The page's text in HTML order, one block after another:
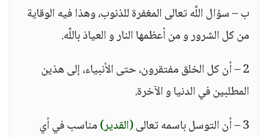
ب – سؤال اللَّه تعالى المغفرة للذنوب، وهذا فيه الوقاية
من كل الشرور و من أعظمها النار و العياذ باللَّه.
2 – أن كل الخلق مفتقرون، حتى الأنبياء، إلى هذين
المطلبين في الدنيا و الآخرة.
3 – أن التوسل باسمه تعالى
(القدير)مناسب في أي